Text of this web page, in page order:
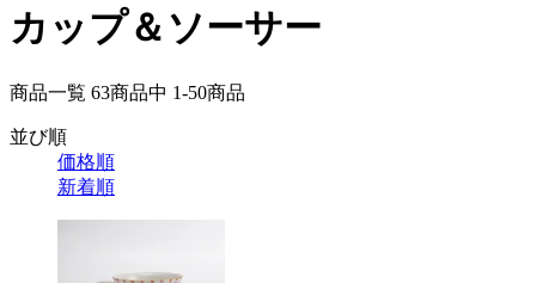
カップ＆ソーサー
商品一覧 63商品中 1-50商品
並び順
価格順
新着順